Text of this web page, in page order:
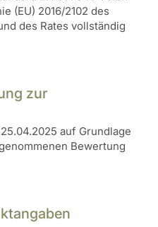
(EU) 2016/2102 des
des Rates vollständig
zur
auf Grundlage
Bewertung